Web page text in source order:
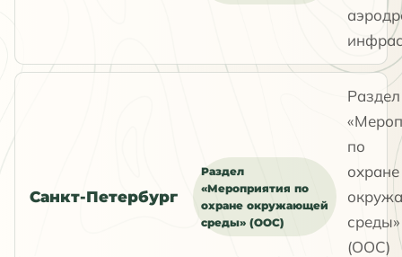
Санкт-Петербург
Раздел
«Мероприятия по
охране окружающей
среды» (ООС)
Раздел
по
охране
среды»
(ООС)